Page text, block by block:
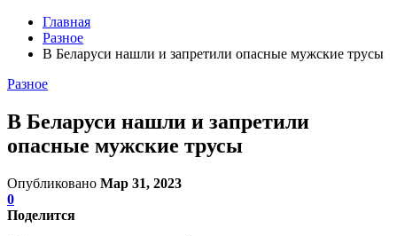
Главная
Разное
В Беларуси нашли и запретили опасные мужские трусы
Разное
В Беларуси нашли и запретили
опасные мужские трусы
Опубликовано Мар 31, 2023
0
Поделится